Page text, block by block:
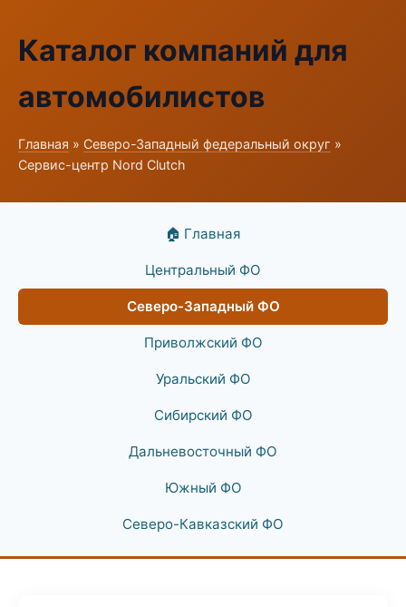
Каталог компаний для
автомобилистов
Главная » Северо-Западный федеральный округ »
Сервис-центр Nord Clutch
🏠 Главная
Центральный ФО
Северо-Западный ФО
Приволжский ФО
Уральский ФО
Сибирский ФО
Дальневосточный ФО
Южный ФО
Северо-Кавказский ФО